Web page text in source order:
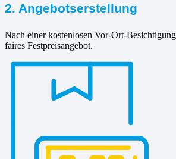
2. Angebotserstellung
Nach einer kostenlosen Vor-Ort-
faires Festpreisangebot.